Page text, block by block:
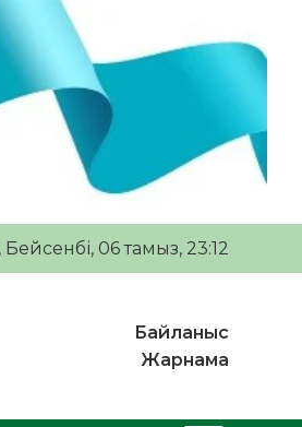
Бейсенбі, 06 тамыз, 23:12
Байланыс
Жарнама